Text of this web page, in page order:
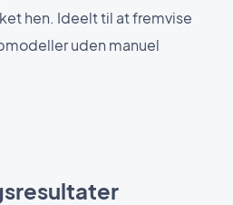
hen. Ideelt til at fremvise
uden manuel